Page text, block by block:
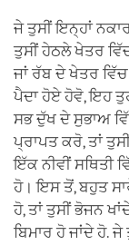
ਜੇ ਤੁਸੀਂ ਇਨ੍ਹਾਂ
ਤੁਸੀਂ ਹੇਠਲੇ ਖੇਤਰ
ਜਾਂ ਰੱਬ ਦੇ ਖੇਤਰ
ਪੈਦਾ ਹੋਏ ਹੋਵੋ, ਇਹ
ਸਭ ਦੁੱਖ ਦੇ ਸੁਭਾਅ
ਪ੍ਰਾਪਤ ਕਰੋ, ਤਾਂ
ਇੱਕ ਨੀਵੀਂ ਸਥਿਤੀ
ਹੋ। ਇਸ ਤੋਂ, ਬਹੁਤ
ਹੋ, ਤਾਂ ਤੁਸੀਂ ਭੋਜਨ
ਬਿਮਾਰ ਹੋ ਜਾਂਦੇ ਹੋ.